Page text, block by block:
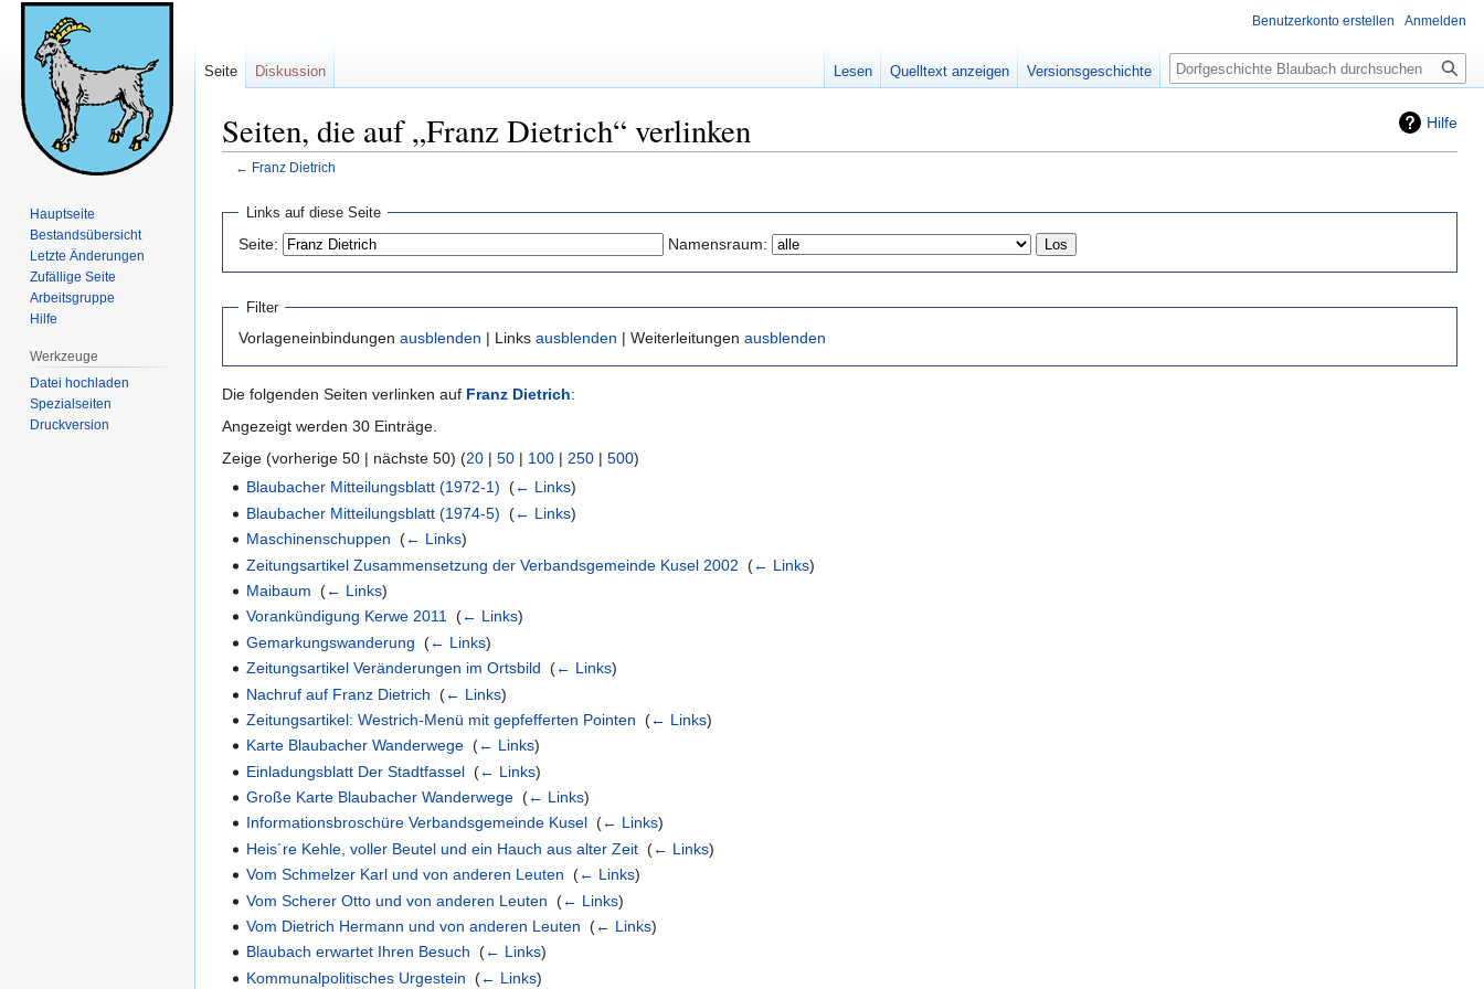
Hilfe
Seiten, die auf „Franz Dietrich“ verlinken
← Franz Dietrich
Navigation
springen
springen
Links auf diese Seite
Seite: Namensraum:
Filter
Vorlageneinbindungen ausblenden | Links ausblenden | Weiterleitungen ausblenden
Die folgenden Seiten verlinken auf Franz Dietrich:
Angezeigt werden 30 Einträge.
Zeige (vorherige 50 | nächste 50) (20 | 50 | 100 | 250 | 500)
Blaubacher Mitteilungsblatt (1972-1) ‎(← Links)
Blaubacher Mitteilungsblatt (1974-5) ‎(← Links)
Maschinenschuppen ‎(← Links)
Zeitungsartikel Zusammensetzung der Verbandsgemeinde Kusel 2002 ‎(← Links)
Maibaum ‎(← Links)
Vorankündigung Kerwe 2011 ‎(← Links)
Gemarkungswanderung ‎(← Links)
Zeitungsartikel Veränderungen im Ortsbild ‎(← Links)
Nachruf auf Franz Dietrich ‎(← Links)
Zeitungsartikel: Westrich-Menü mit gepfefferten Pointen ‎(← Links)
Karte Blaubacher Wanderwege ‎(← Links)
Einladungsblatt Der Stadtfassel ‎(← Links)
Große Karte Blaubacher Wanderwege ‎(← Links)
Informationsbroschüre Verbandsgemeinde Kusel ‎(← Links)
Heis´re Kehle, voller Beutel und ein Hauch aus alter Zeit ‎(← Links)
Vom Schmelzer Karl und von anderen Leuten ‎(← Links)
Vom Scherer Otto und von anderen Leuten ‎(← Links)
Vom Dietrich Hermann und von anderen Leuten ‎(← Links)
Blaubach erwartet Ihren Besuch ‎(← Links)
Kommunalpolitisches Urgestein ‎(← Links)
Benutzerkonto erstellen Anmelden
Seite Diskussion Lesen Quelltext anzeigen Versionsgeschichte Suche
Hauptseite
Bestandsübersicht
Letzte Änderungen
Zufällige Seite
Arbeitsgruppe
Hilfe
Werkzeuge
Datei hochladen
Spezialseiten
Druckversion